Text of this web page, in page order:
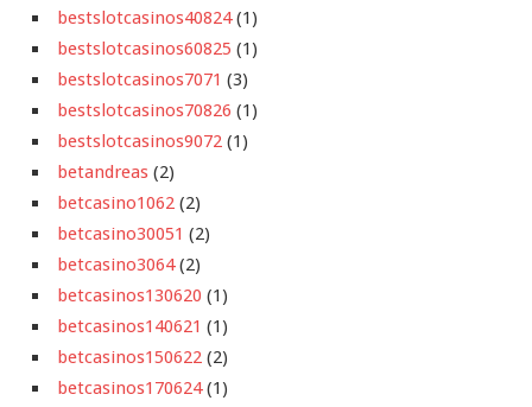
bestslotcasinos40824(1)
bestslotcasinos60825 (1)
bestslotcasinos7071 (3)
bestslotcasinos70826 (1)
bestslotcasinos9072 (1)
betandreas (2)
betcasino1062 (2)
betcasino30051 (2)
betcasino3064(2)
betcasinos130620 (1)
betcasinos140621 (1)
betcasinos150622 (2)
betcasinos170624(1)